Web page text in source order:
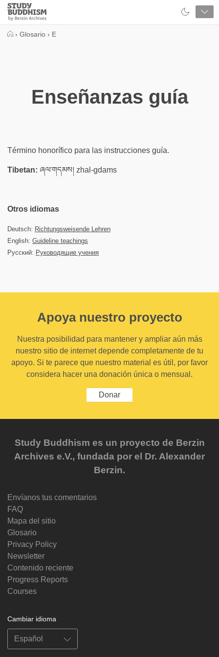
Close
Study
Buddhism
› Glosario › E
Enseñanzas guía
Término honorífico para las instrucciones guía.
Tibetan: ཞལ་གདམས། zhal-gdams
Otros idiomas
Deutsch: Richtungsweisende Lehren
English: Guideline teachings
Русский: Руководящие учения
Apoya nuestro proyecto
Nuestra posibilidad para mantener y ampliar aún más
nuestro sitio de internet depende completamente de tu
apoyo. Si te parece que nuestro material es útil, por favor
considera hacer una donación única o mensual.
Donar
Study Buddhism es un proyecto de Berzin
Archives e.V., fundada por el Dr. Alexander
Berzin.
Envíanos tus comentarios
FAQ
Mapa del sitio
Glosario
Privacy Policy
Newsletter
Contenido reciente
Progress Reports
Courses
Cambiar idioma